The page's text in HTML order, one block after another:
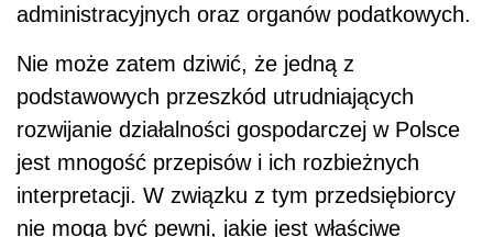
administracyjnych oraz organów podatkowych.
Nie może zatem dziwić, że jedną z
podstawowych przeszkód utrudniających
rozwijanie działalności gospodarczej w Polsce
jest mnogość przepisów i ich rozbieżnych
interpretacji. W związku z tym przedsiębiorcy
nie mogą być pewni, jakie jest właściwe